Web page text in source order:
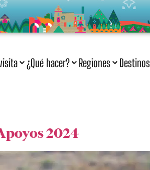
¿Qué hacer? Regiones Destinos
2024